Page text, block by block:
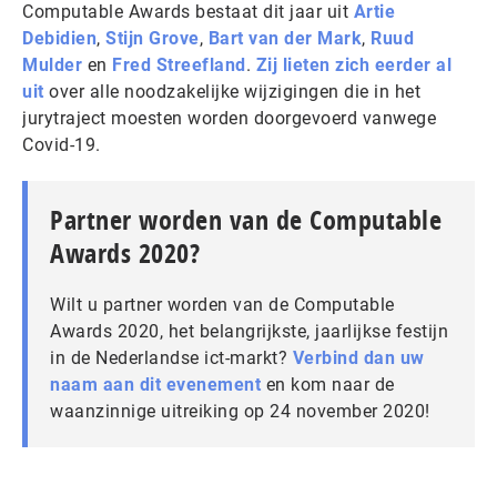
Computable Awards bestaat dit jaar uit Artie
Debidien, Stijn Grove, Bart van der Mark, Ruud
Mulder en Fred Streefland. Zij lieten zich eerder al
uit over alle noodzakelijke wijzigingen die in het
jurytraject moesten worden doorgevoerd vanwege
Covid-19.
Partner worden van de Computable
Awards 2020?
Wilt u partner worden van de Computable
Awards 2020, het belangrijkste, jaarlijkse festijn
in de Nederlandse ict-markt? Verbind dan uw
naam aan dit evenement en kom naar de
waanzinnige uitreiking op 24 november 2020!